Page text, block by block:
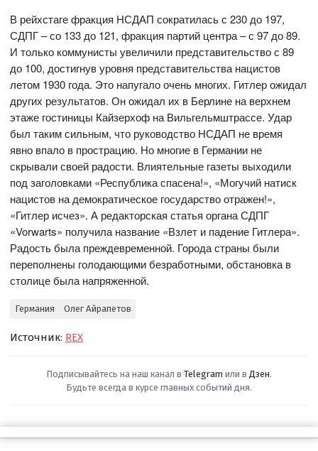
В рейхстаге фракция НСДАП сократилась с 230 до 197,
СДПГ – со 133 до 121, фракция партий центра – с 97 до 89.
И только коммунисты увеличили представительство с 89
до 100, достигнув уровня представительства нацистов
летом 1930 года. Это напугало очень многих. Гитлер ожидал
других результатов. Он ожидал их в Берлине на верхнем
этаже гостиницы Кайзерхоф на Вильгельмштрассе. Удар
был таким сильным, что руководство НСДАП не время
явно впало в прострацию. Но многие в Германии не
скрывали своей радости. Влиятельные газеты выходили
под заголовками «Республика спасена!», «Могучий натиск
нацистов на демократическое государство отражен!»,
«Гитлер исчез». А редакторская статья органа СДПГ
«Vorwarts» получила название «Взлет и падение Гитлера».
Радость была преждевременной. Города страны были
переполнены голодающими безработными, обстановка в
столице была напряженной.
Германия Олег Айрапетов
Источник: REX
Подписывайтесь на наш канал в Telegram или в Дзен.
Будьте всегда в курсе главных событий дня.